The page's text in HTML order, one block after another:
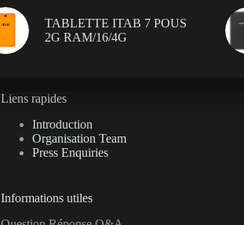
TABLETTE ITAB 7 POUS
2G RAM/16/4G
Liens rapides
Introduction
Organisation Team
Press Enquiries
Informations utiles